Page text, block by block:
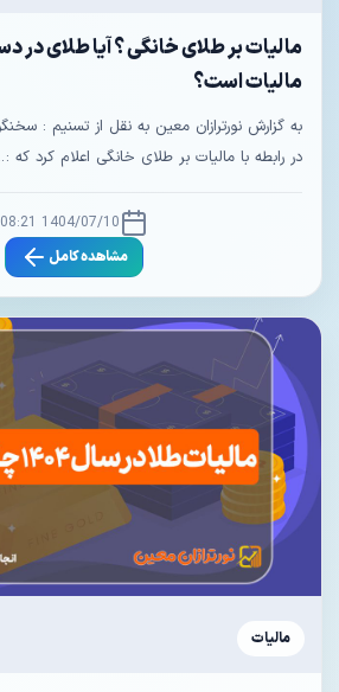
مالیات بر طلای خانگی ؟ آیا طلای
مالیات است؟
به گزارش نورترازان معین به نقل از تسنیم :
در رابطه با مالیات بر طلای خانگی اعلام کرد که :
1404/07/10 08:21
مشاهده کامل
مالیات